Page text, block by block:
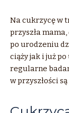
Na cukrzycę w
przyszła
po urodzeniu
ciąży jak i już
regularne
w przyszłości